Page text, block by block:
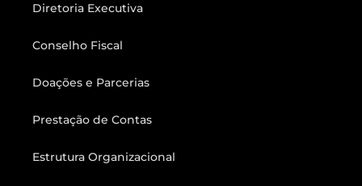
Diretoria Executiva
Conselho Fiscal
Doações e Parcerias
Prestação de Contas
Estrutura Organizacional